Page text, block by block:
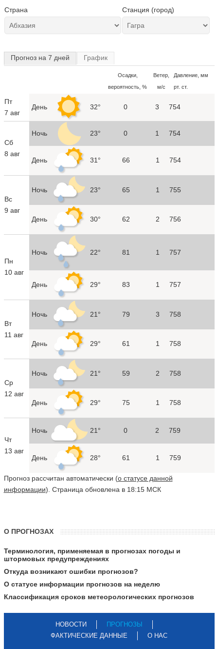
Страна Станция (город)
Прогноз на 7 дней График
Осадки,
вероятность, %
Ветер,
м/с
Давление, мм
рт. ст.
Пт
7 авг
День 32° 0 3 754
Сб
8 авг
Ночь 23° 0 1 754
День 31° 66 1 754
Вс
9 авг
Ночь 23° 65 1 755
День 30° 62 2 756
Пн
10 авг
Ночь 22° 81 1 757
День 29° 83 1 757
Вт
11 авг
Ночь 21° 79 3 758
День 29° 61 1 758
Ср
12 авг
Ночь 21° 59 2 758
День 29° 75 1 758
Чт
13 авг
Ночь 21° 0 2 759
День 28° 61 1 759
Прогноз рассчитан автоматически (о статусе данной
информации). Страница обновлена в 18:15 МСК
О ПРОГНОЗАХ
Терминология, применяемая в прогнозах погоды и
штормовых предупреждениях
Откуда возникают ошибки прогнозов?
О статусе информации прогнозов на неделю
Классификация сроков метеорологических прогнозов
НОВОСТИ
ПРОГНОЗЫ
ФАКТИЧЕСКИЕ ДАННЫЕ
О НАС